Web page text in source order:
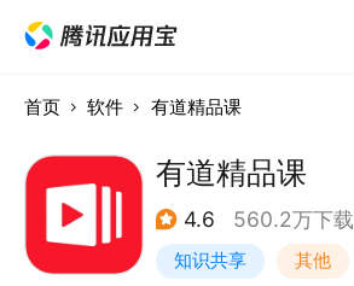
首页 软件 有道精品课
有道精品课
4.6 560.2万下载
知识共享 其他